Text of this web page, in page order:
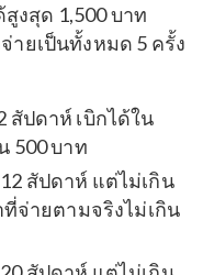
งสุด 1,500 บาท
ายเป็นทั้งหมด 5 ครั้ง
ปดาห์ เบิกได้ใน
500 บาท
สัปดาห์ แต่ไม่เกิน
ที่จ่ายตามจริงไม่เกิน